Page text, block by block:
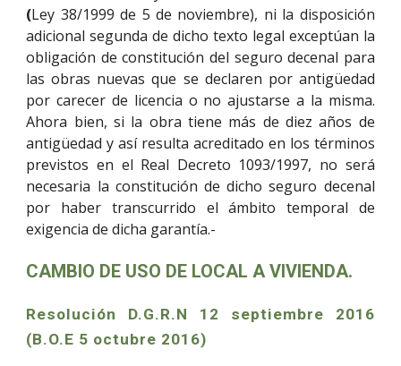
(Ley 38/1999 de 5 de noviembre), ni la disposición
adicional segunda de dicho texto legal exceptúan la
obligación de constitución del seguro decenal para
las obras nuevas que se declaren por antigüedad
por carecer de licencia o no ajustarse a la misma.
Ahora bien, si la obra tiene más de diez años de
antigüedad y así resulta acreditado en los términos
previstos en el Real Decreto 1093/1997, no será
necesaria la constitución de dicho seguro decenal
por haber transcurrido el ámbito temporal de
exigencia de dicha garantía.-
CAMBIO DE USO DE LOCAL A VIVIENDA.
Resolución D.G.R.N 12 septiembre 2016
(B.O.E 5 octubre 2016)